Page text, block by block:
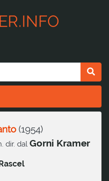
(1954)
dir. dal Gorni Kramer